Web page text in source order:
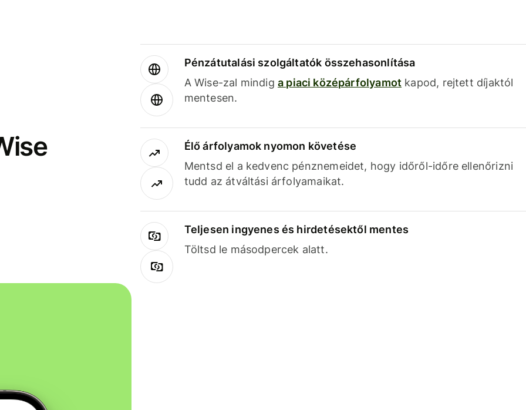
Pénzátutalási szolgáltatók összehasonlítása
A Wise-zal mindig a piaci középárfolyamot kapod, rejtett díjaktól
mentesen.
Élő árfolyamok nyomon követése
Mentsd el a kedvenc pénznemeidet, hogy időről-időre ellenőrizni
tudd az átváltási árfolyamaikat.
Teljesen ingyenes és hirdetésektől mentes
Töltsd le másodpercek alatt.